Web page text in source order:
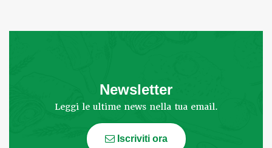
Newsletter
Leggi le ultime news nella tua email.
Iscriviti ora